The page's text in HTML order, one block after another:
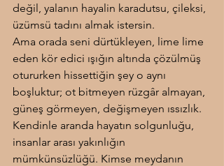
değil, yalanın hayalin karadutsu, çileksi,
üzümsü tadını almak istersin.
Ama orada seni dürtükleyen, lime lime
eden kör edici ışığın altında çözülmüş
otururken hissettiğin şey o aynı
boşluktur; ot bitmeyen rüzgâr almayan,
güneş görmeyen, değişmeyen ıssızlık.
Kendinle aranda hayatın solgunluğu,
insanlar arası yakınlığın
mümkünsüzlüğü. Kimse meydanın